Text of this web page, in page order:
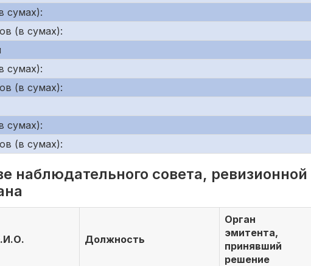
сумах):
(в сумах):
сумах):
(в сумах):
сумах):
(в сумах):
наблюдательного совета,
Должность
Орган
эмитента,
принявший
решение